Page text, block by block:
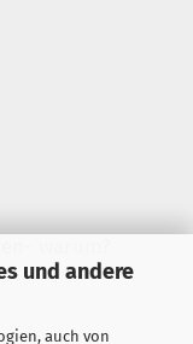
und andere
auch von